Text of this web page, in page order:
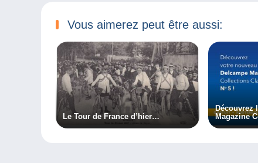
Vous aimerez peut être aussi:
Le Tour de France d’hier…
Découvrez
Magazine
!